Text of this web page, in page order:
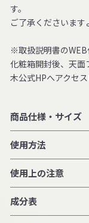
す。
ご了承くださいます
※取扱説明書のWEB
化粧箱開封後、天面
木公式HPへアクセ
商品仕様・サイズ
使用方法
使用上の注意
成分表